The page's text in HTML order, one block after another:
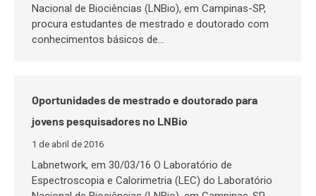
Nacional de Biociências (LNBio), em Campinas-SP,
procura estudantes de mestrado e doutorado com
conhecimentos básicos de…
Oportunidades de mestrado e doutorado para
jovens pesquisadores no LNBio
1 de abril de 2016
Labnetwork, em 30/03/16 O Laboratório de
Espectroscopia e Calorimetria (LEC) do Laboratório